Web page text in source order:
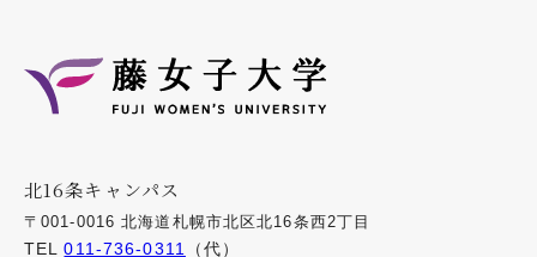
北16条キャンパス
〒001-0016 北海道札幌市北区北16条西2丁目
TEL011-736-0311 （代）